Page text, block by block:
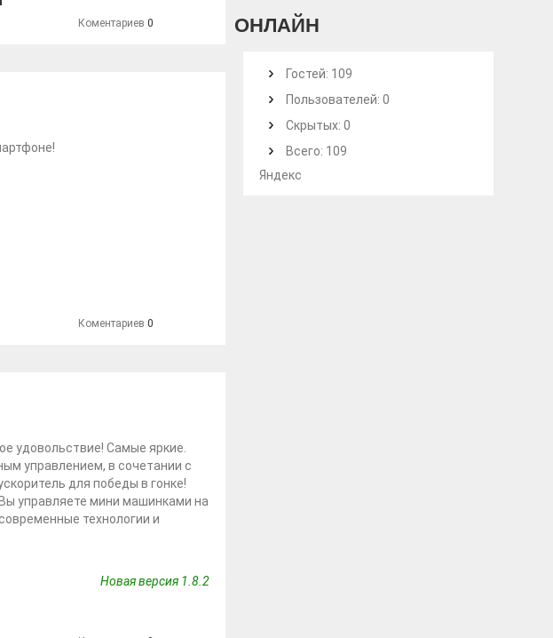
Коментариев 0
Коментариев 0
удовольствие! Самые яркие.
управлением, в сочетании с
для победы в гонке!
управляете мини машинками на
технологии и
Новая версия 1.8.2
ОНЛАЙН
Гостей: 109
Пользователей: 0
Скрытых: 0
Всего: 109
Яндекс